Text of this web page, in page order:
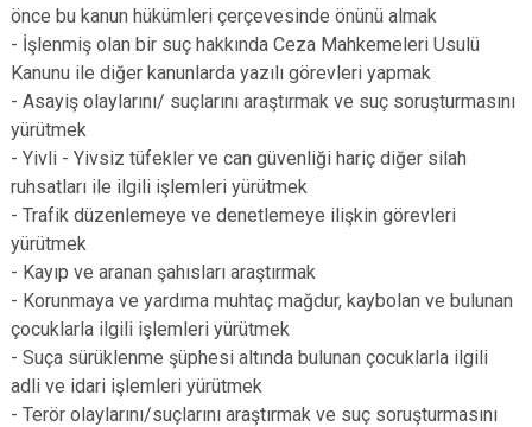
Meriç
Süloğlu
Uzunköprü
önce bu kanun hükümleri çerçevesinde önünü almak
- İşlenmiş olan bir suç hakkında Ceza Mahkemeleri Usulü
Kanunu ile diğer kanunlarda yazılı görevleri yapmak
- Asayiş olaylarını/ suçlarını araştırmak ve suç soruşturmasını
yürütmek
- Yivli - Yivsiz tüfekler ve can güvenliği hariç diğer silah
ruhsatları ile ilgili işlemleri yürütmek
- Trafik düzenlemeye ve denetlemeye ilişkin görevleri
yürütmek
- Kayıp ve aranan şahısları araştırmak
- Korunmaya ve yardıma muhtaç mağdur, kaybolan ve bulunan
çocuklarla ilgili işlemleri yürütmek
- Suça sürüklenme şüphesi altında bulunan çocuklarla ilgili
adli ve idari işlemleri yürütmek
- Terör olaylarını/suçlarını araştırmak ve suç soruşturmasını